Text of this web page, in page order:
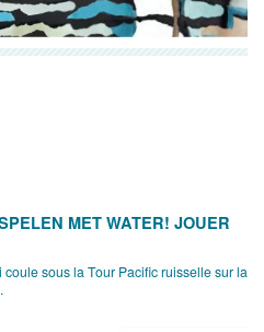
MET WATER! JOUER
sous la Tour Pacific ruisselle sur la